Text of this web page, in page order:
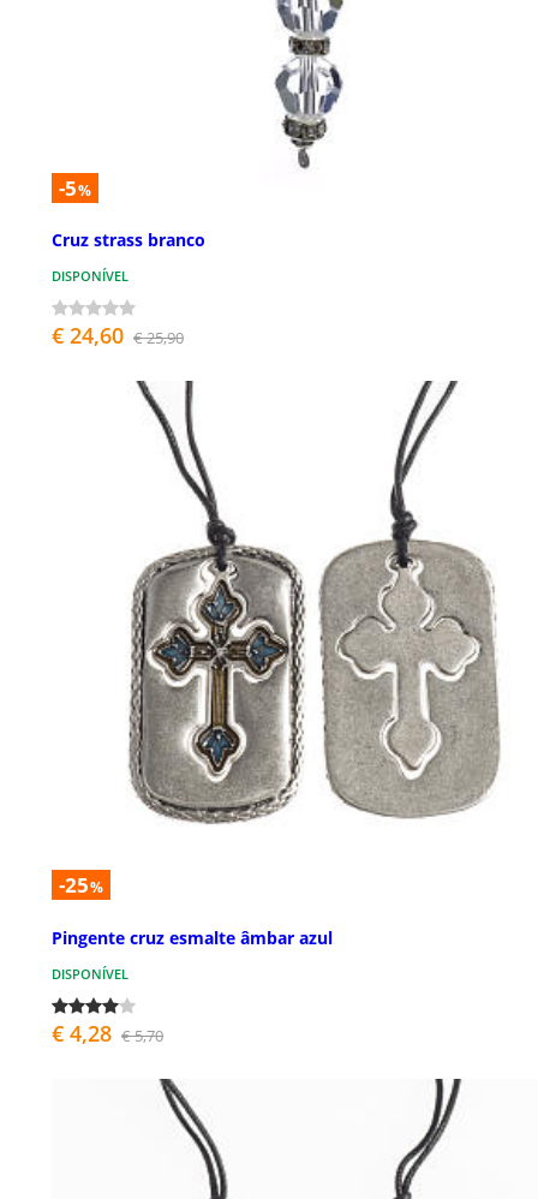
-5%
Cruz strass branco
DISPONÍVEL
€ 24,60 € 25,90
-25%
Pingente cruz esmalte âmbar azul
DISPONÍVEL
€ 4,28 € 5,70